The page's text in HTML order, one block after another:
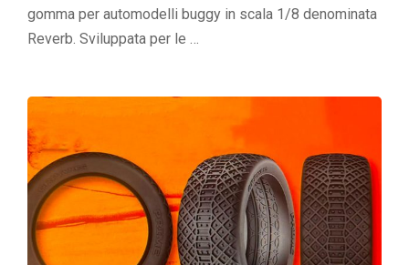
gomma per automodelli buggy in scala 1/8 denominata
Reverb. Sviluppata per le …